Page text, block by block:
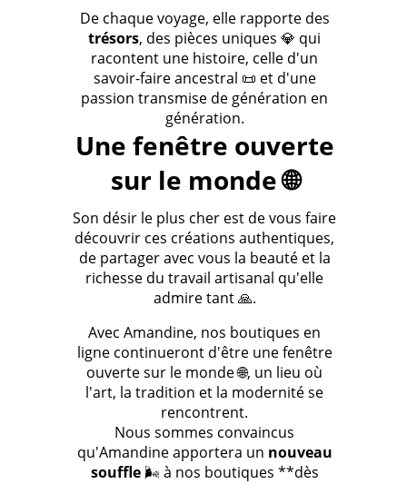
De chaque voyage, elle rapporte des
trésors, des pièces uniques 💎 qui
racontent une histoire, celle d'un
savoir-faire ancestral 📜 et d'une
passion transmise de génération en
génération.
Une fenêtre ouverte
sur le monde 🌐
Son désir le plus cher est de vous faire
découvrir ces créations authentiques,
de partager avec vous la beauté et la
richesse du travail artisanal qu'elle
admire tant 🙏.
Avec Amandine, nos boutiques en
ligne continueront d'être une fenêtre
ouverte sur le monde 🌐, un lieu où
l'art, la tradition et la modernité se
rencontrent.
Nous sommes convaincus
qu'Amandine apportera un nouveau
souffle🌬️ à nos boutiques **dès